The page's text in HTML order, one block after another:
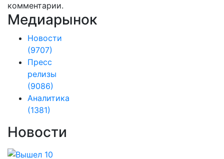
комментарии.
Медиарынок
Новости
(9707)
Пресс
релизы
(9086)
Аналитика
(1381)
Новости